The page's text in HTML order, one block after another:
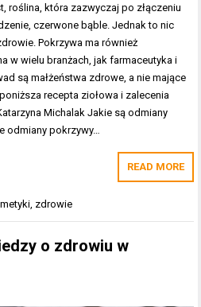
roślina, która zazwyczaj po złączeniu
czerwone bąble. Jednak to nic
Pokrzywa ma również
w wielu branżach, jak farmaceutyka i
są małżeństwa zdrowe, a nie mające
recepta ziołowa i zalecenia
Michalak Jakie są odmiany
odmiany pokrzywy…
READ MORE
zdrowie
o zdrowiu w